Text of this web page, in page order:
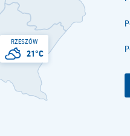
RZESZÓW
21°C